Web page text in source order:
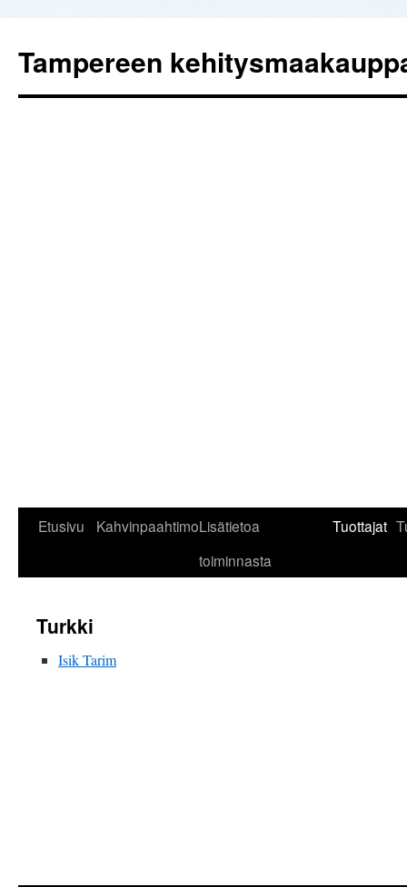
Tampereen
Siirry
Etusivu KahvinpaahtimoLisätietoa
toiminnasta
Tuottajat
Turkki
Isik Tarim